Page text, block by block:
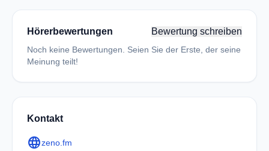
Hörerbewertungen Bewertung schreiben
Noch keine Bewertungen. Seien Sie der Erste, der seine
Meinung teilt!
Kontakt
languagezeno.fm